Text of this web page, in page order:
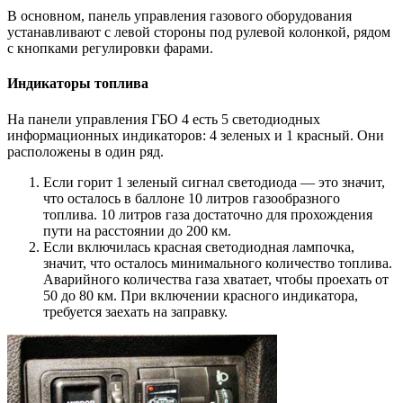
В основном, панель управления газового оборудования
устанавливают с левой стороны под рулевой колонкой, рядом
с кнопками регулировки фарами.
Индикаторы топлива
На панели управления ГБО 4 есть 5 светодиодных
информационных индикаторов: 4 зеленых и 1 красный. Они
расположены в один ряд.
Если горит 1 зеленый сигнал светодиода — это значит,
что осталось в баллоне 10 литров газообразного
топлива. 10 литров газа достаточно для прохождения
пути на расстоянии до 200 км.
Если включилась красная светодиодная лампочка,
значит, что осталось минимального количество топлива.
Аварийного количества газа хватает, чтобы проехать от
50 до 80 км. При включении красного индикатора,
требуется заехать на заправку.